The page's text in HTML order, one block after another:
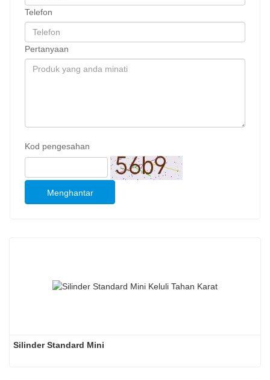
Telefon
Pertanyaan
Kod pengesahan
Menghantar
Silinder Standard Mini